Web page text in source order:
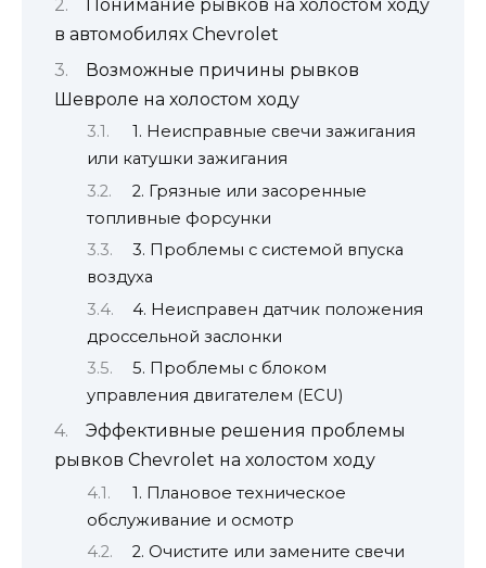
Понимание рывков на холостом ходу
в автомобилях Chevrolet
Возможные причины рывков
Шевроле на холостом ходу
1. Неисправные свечи зажигания
или катушки зажигания
2. Грязные или засоренные
топливные форсунки
3. Проблемы с системой впуска
воздуха
4. Неисправен датчик положения
дроссельной заслонки
5. Проблемы с блоком
управления двигателем (ECU)
Эффективные решения проблемы
рывков Chevrolet на холостом ходу
1. Плановое техническое
обслуживание и осмотр
2. Очистите или замените свечи